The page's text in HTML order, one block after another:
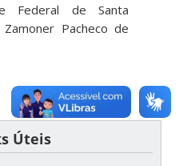
Federal de Santa
Pacheco de
Úteis